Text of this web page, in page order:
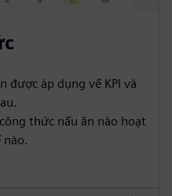
được áp dụng về KPI và
thức nấu ăn nào hoạt